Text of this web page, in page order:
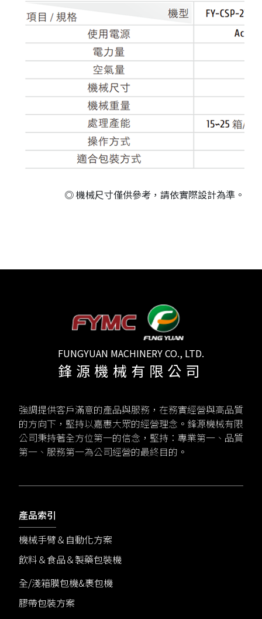
◎ 機械尺寸僅供參考，請依實際設計為準。
FUNGYUAN MACHINERY CO., LTD.
鋒源機械有限公司
強調提供客戶滿意的產品與服務，在務實經營與高品質
的方向下，堅持以嘉惠大眾的經營理念。鋒源機械有限
公司秉持著全方位第一的信念，堅持：專業第一、品質
第一、服務第一為公司經營的最終目的。
產品索引
機械手臂＆自動化方案
飲料＆食品＆製藥包裝機
全/淺箱膜包機&裹包機
膠帶包裝方案